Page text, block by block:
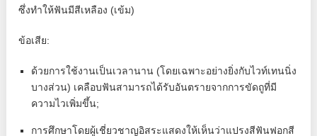
ซึ่งทำให้ฟันมีสีเหลือง (เข้ม)
ข้อเสีย:
ด้วยการใช้งานเป็นเวลานาน (โดยเฉพาะอย่างยิ่งกับไวท์เทนนิ่ง
บางส่วน) เคลือบฟันสามารถได้รับอันตรายจากการขัดถูที่มี
ความไวเพิ่มขึ้น;
การศึกษาโดยผู้เชี่ยวชาญอิสระแสดงให้เห็นว่าแปรงสีฟันฟอกสี